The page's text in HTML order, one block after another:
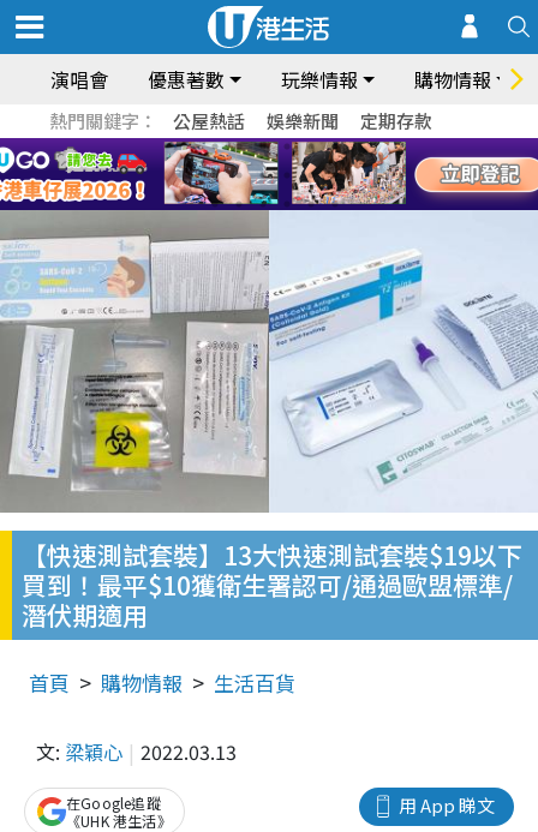
演唱會 優惠著數 玩樂情報 購物情報
熱門關鍵字： 公屋熱話 娛樂新聞 定期存款
【快速測試套裝】13大快速測試套裝$19以下
買到！最平$10獲衛生署認可/通過歐盟標準/
潛伏期適用
首頁 購物情報 生活百貨
文: 梁穎心 2022.03.13
用 App 睇文
在Google追蹤
《UHK 港生活》